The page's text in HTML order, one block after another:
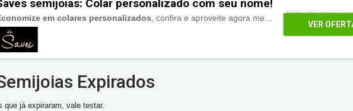
semijoias: Colar personalizado com seu nome!
em colares personalizados, confira e aproveite agora mesmo!
VER
Expirados
já expiraram, vale testar.